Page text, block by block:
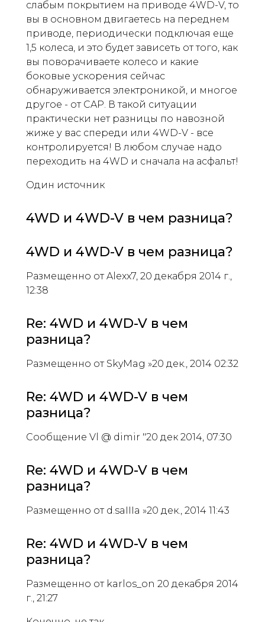
слабым покрытием на приводе 4WD-V, то
вы в основном двигаетесь на переднем
приводе, периодически подключая еще
1,5 колеса, и это будет зависеть от того, как
вы поворачиваете колесо и какие
боковые ускорения сейчас
обнаруживается электроникой, и многое
другое - от CAP. В такой ситуации
практически нет разницы по навозной
жиже у вас спереди или 4WD-V - все
контролируется! В любом случае надо
переходить на 4WD и сначала на асфальт!
Один источник
4WD и 4WD-V в чем разница?
4WD и 4WD-V в чем разница?
Размещенно от Alexx7, 20 декабря 2014 г.,
12:38
Re: 4WD и 4WD-V в чем
разница?
Размещенно от SkyMag »20 дек., 2014 02:32
Re: 4WD и 4WD-V в чем
разница?
Сообщение Vl @ dimir "20 дек 2014, 07:30
Re: 4WD и 4WD-V в чем
разница?
Размещенно от d.saIIIa »20 дек., 2014 11:43
Re: 4WD и 4WD-V в чем
разница?
Размещенно от karlos_on 20 декабря 2014
г., 21:27